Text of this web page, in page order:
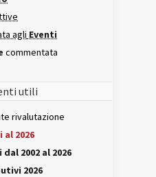
agli Eventi
commentata
utili
rivalutazione
2026
2002 al 2026
2026